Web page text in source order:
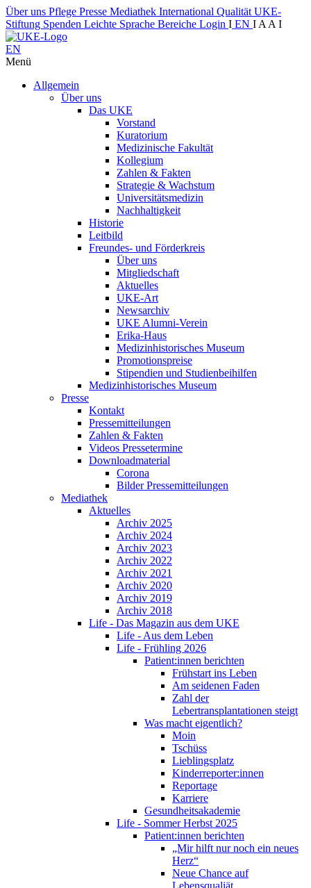
Über uns Pflege Presse Mediathek International Qualität UKE-
Stiftung Spenden Leichte Sprache Bereiche Login I EN I A A I
EN
Menü
Allgemein
Über uns
Das UKE
Vorstand
Kuratorium
Medizinische Fakultät
Kollegium
Zahlen & Fakten
Strategie & Wachstum
Universitätsmedizin
Nachhaltigkeit
Historie
Leitbild
Freundes- und Förderkreis
Über uns
Mitgliedschaft
Aktuelles
UKE-Art
Newsarchiv
UKE Alumni-Verein
Erika-Haus
Medizinhistorisches Museum
Promotionspreise
Stipendien und Studienbeihilfen
Medizinhistorisches Museum
Presse
Kontakt
Pressemitteilungen
Zahlen & Fakten
Videos Pressetermine
Downloadmaterial
Corona
Bilder Pressemitteilungen
Mediathek
Aktuelles
Archiv 2025
Archiv 2024
Archiv 2023
Archiv 2022
Archiv 2021
Archiv 2020
Archiv 2019
Archiv 2018
Life - Das Magazin aus dem UKE
Life - Aus dem Leben
Life - Frühling 2026
Patient:innen berichten
Frühstart ins Leben
Am seidenen Faden
Zahl der
Lebertransplantationen steigt
Was macht eigentlich?
Moin
Tschüss
Lieblingsplatz
Kinderreporter:innen
Reportage
Karriere
Gesundheitsakademie
Life - Sommer Herbst 2025
Patient:innen berichten
„Mir hilft nur noch ein neues
Herz“
Neue Chance auf
Lebensqualiät